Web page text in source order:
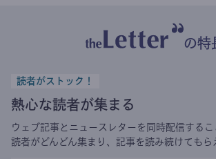
の特
読者がストック！
熱心な読者が集まる
ウェブ記事とニュースレターを同時配信する
読者がどんどん集まり、記事を読み続けてもら